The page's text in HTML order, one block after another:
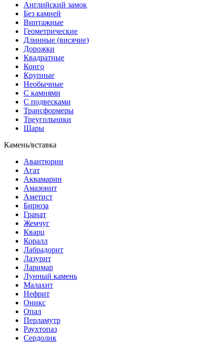
Английский замок
Без камней
Винтажные
Геометрические
Длинные (висячие)
Дорожки
Квадратные
Конго
Крупные
Необычные
С камнями
С подвесками
Трансформеры
Треугольники
Шары
Камень/вставка
Авантюрин
Агат
Аквамарин
Амазонит
Аметист
Бирюза
Гранат
Жемчуг
Кварц
Коралл
Лабрадорит
Лазурит
Ларимар
Лунный камень
Малахит
Нефрит
Оникс
Опал
Перламутр
Раухтопаз
Сердолик